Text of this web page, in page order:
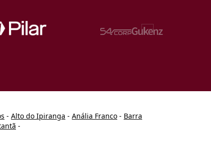
- Alto do Ipiranga - Anália Franco - Barra
-